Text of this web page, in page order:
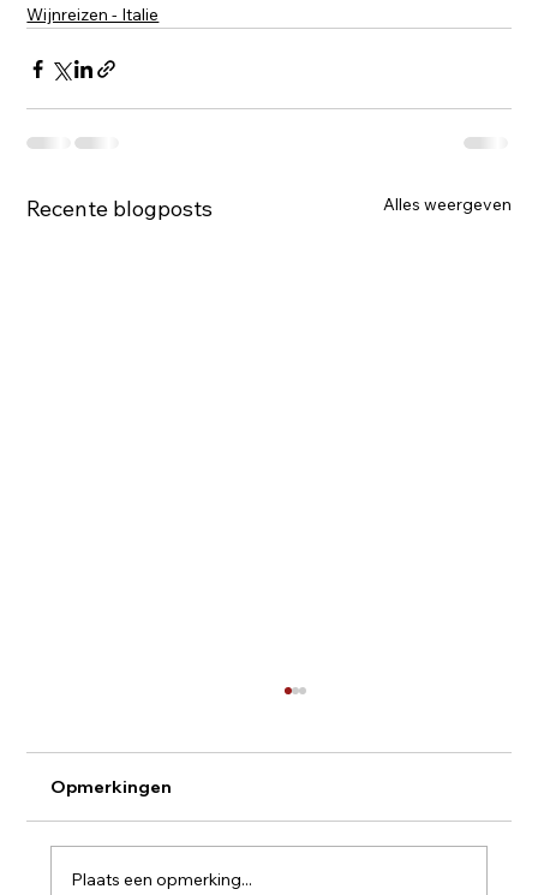
Wijnreizen - Italie
Recente blogposts Alles weergeven
Opmerkingen
Plaats een opmerking...